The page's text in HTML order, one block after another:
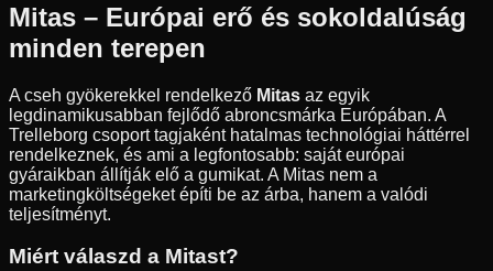
Mitas – Európai erő és sokoldalúság
minden terepen
A cseh gyökerekkel rendelkező Mitas az egyik
legdinamikusabban fejlődő abroncsmárka Európában. A
Trelleborg csoport tagjaként hatalmas technológiai háttérrel
rendelkeznek, és ami a legfontosabb: saját európai
gyáraikban állítják elő a gumikat. A Mitas nem a
marketingköltségeket építi be az árba, hanem a valódi
teljesítményt.
Miért válaszd a Mitast?